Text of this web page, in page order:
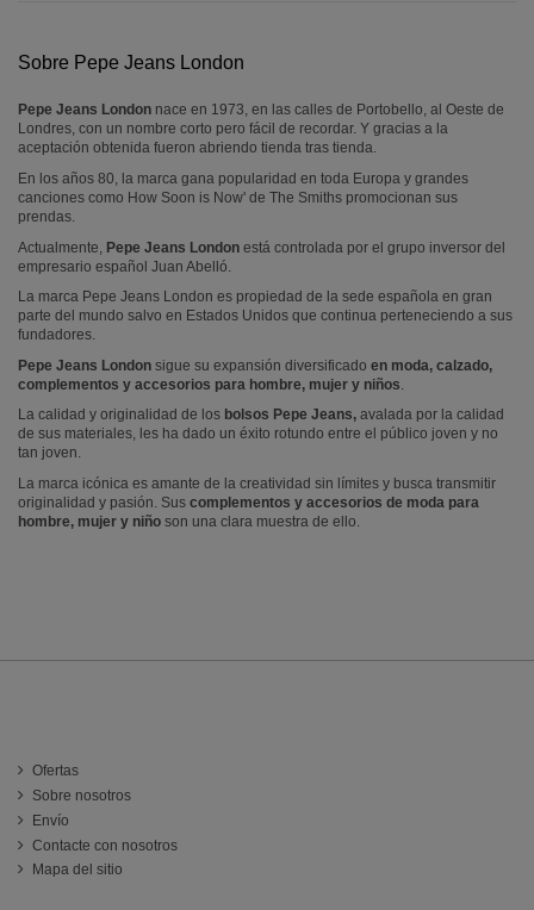
Sobre Pepe Jeans London
Pepe Jeans London nace en 1973, en las calles de Portobello, al Oeste de
Londres, con un nombre corto pero fácil de recordar. Y gracias a la
aceptación obtenida fueron abriendo tienda tras tienda.
En los años 80, la marca gana popularidad en toda Europa y grandes
canciones como How Soon is Now' de The Smiths promocionan sus
prendas.
Actualmente, Pepe Jeans London está controlada por el grupo inversor del
empresario español Juan Abelló.
La marca Pepe Jeans London es propiedad de la sede española en gran
parte del mundo salvo en Estados Unidos que continua perteneciendo a sus
fundadores.
Pepe Jeans London sigue su expansión diversificado en moda, calzado,
complementos y accesorios para hombre, mujer y niños
La calidad y originalidad de los bolsos Pepe Jeans, avalada por la calidad
de sus materiales, les ha dado un éxito rotundo entre el público joven y no
tan joven.
La marca icónica es amante de la creatividad sin límites y busca transmitir
originalidad y pasión. Sus complementos y accesorios de moda para
hombre, mujer y niño son una clara muestra de ello.
Ofertas
Sobre nosotros
Envío
Contacte con nosotros
Mapa del sitio